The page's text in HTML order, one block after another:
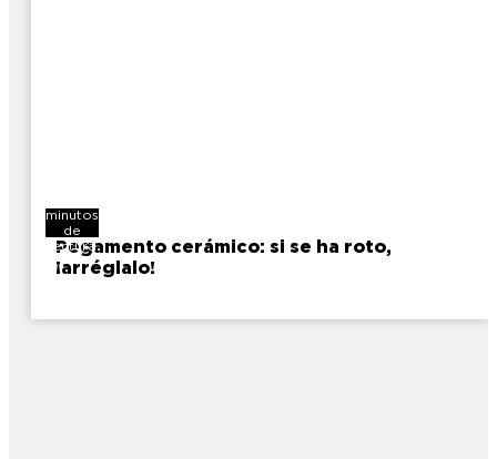
minutos
de
lectura
Pegamento cerámico: si se ha roto,
¡arréglalo!